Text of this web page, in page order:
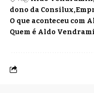
dono da Consilux
O que aconteceu com
Quem é Aldo